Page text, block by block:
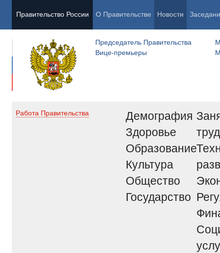
Правительство России О Правительстве Новости
Председатель Правительства
Вице-премьеры
Работа Правительства
Демография
Здоровье
Образование
Культура
Общество
Государство
труд